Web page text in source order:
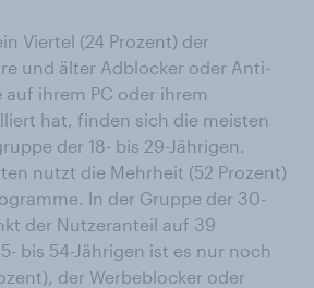
Viertel (24 Prozent) der
und älter Adblocker oder Anti-
ihrem PC oder ihrem
hat, finden sich die meisten
der 18- bis 29-Jährigen.
nutzt die Mehrheit (52 Prozent)
In der Gruppe der 30-
der Nutzeranteil auf 39
bis 54-Jährigen ist es nur noch
der Werbeblocker oder